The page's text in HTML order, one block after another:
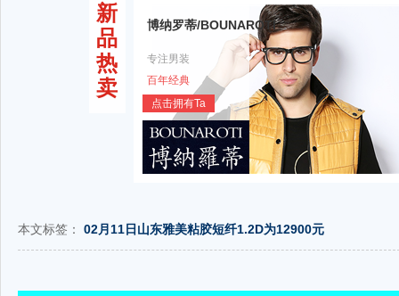
新
品
热
卖
博纳罗蒂/BOUNAROTI
专注男装
百年经典
点击拥有Ta
本文标签： 02月11日山东雅美粘胶短纤1.2D为12900元